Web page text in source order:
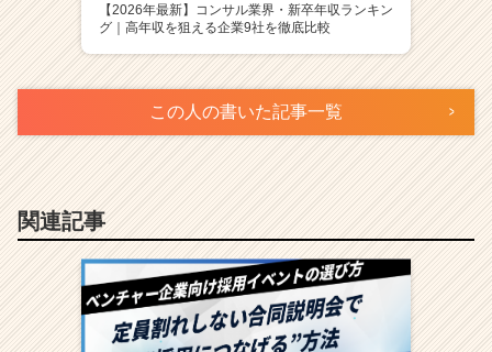
【2026年最新】コンサル業界・新卒年収ランキン
グ｜高年収を狙える企業9社を徹底比較
この人の書いた記事一覧
関連記事